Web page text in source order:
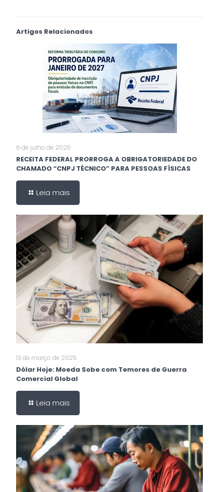
Artigos Relacionados
6 de julho de 2026
RECEITA FEDERAL PRORROGA A OBRIGATORIEDADE DO
CHAMADO “CNPJ TÉCNICO” PARA PESSOAS FÍSICAS
Leia mais
13 de março de 2025
Dólar Hoje: Moeda Sobe com Temores de Guerra
Comercial Global
Leia mais